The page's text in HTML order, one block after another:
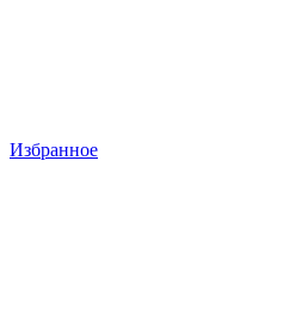
Избранное